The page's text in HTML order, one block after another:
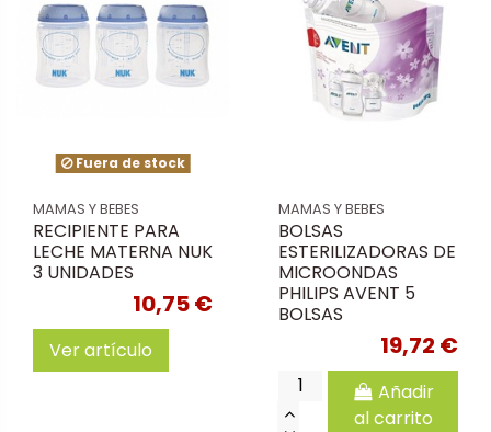
Fuera de stock
MAMAS Y BEBES
RECIPIENTE PARA
LECHE MATERNA NUK
3 UNIDADES
10,75 €
Ver artículo
MAMAS Y BEBES
BOLSAS
ESTERILIZADORAS DE
MICROONDAS
PHILIPS AVENT 5
BOLSAS
19,72 €
Añadir
al carrito